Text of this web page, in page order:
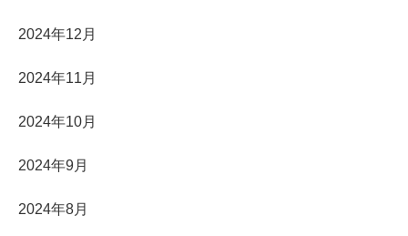
2024年12月
2024年11月
2024年10月
2024年9月
2024年8月